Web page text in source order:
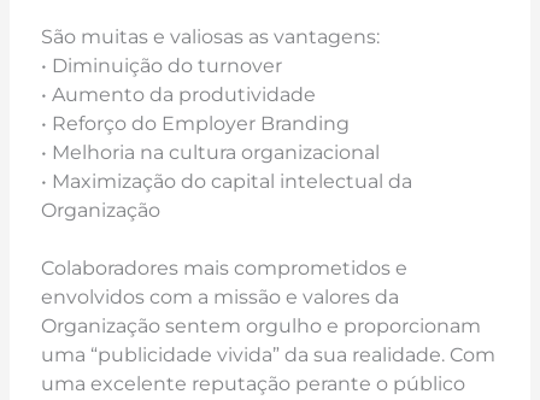
São muitas e valiosas as vantagens:
• Diminuição do turnover
• Aumento da produtividade
• Reforço do Employer Branding
• Melhoria na cultura organizacional
• Maximização do capital intelectual da
Organização
Colaboradores mais comprometidos e
envolvidos com a missão e valores da
Organização sentem orgulho e proporcionam
uma “publicidade vivida” da sua realidade. Com
uma excelente reputação perante o público